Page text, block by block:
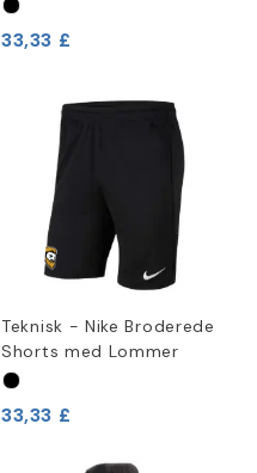
33,33 £
Teknisk - Nike Broderede
Shorts med Lommer
33,33 £